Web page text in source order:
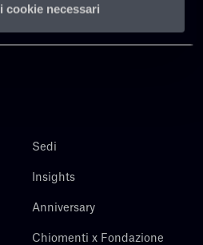
cookie necessari
Sedi
Insights
Anniversary
Chiomenti x Fondazione